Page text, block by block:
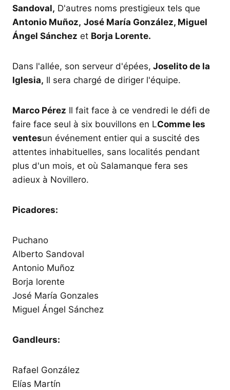
Sandoval, D'autres noms prestigieux tels que
Antonio Muñoz, José María González, Miguel
Ángel Sánchez et Borja Lorente.
Dans l'allée, son serveur d'épées, Joselito de la
Iglesia, Il sera chargé de diriger l'équipe.
Marco Pérez Il fait face à ce vendredi le défi de
faire face seul à six bouvillons en LComme les
ventesun événement entier qui a suscité des
attentes inhabituelles, sans localités pendant
plus d'un mois, et où Salamanque fera ses
adieux à Novillero.
Picadores:
Puchano
Alberto Sandoval
Antonio Muñoz
Borja lorente
José María Gonzales
Miguel Ángel Sánchez
Gandleurs:
Rafael González
Elías Martín